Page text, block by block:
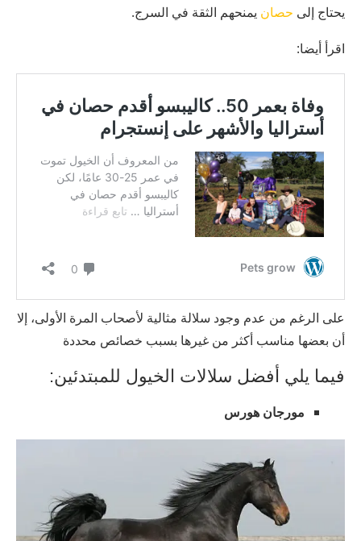
يحتاج إلى حصان يمنحهم الثقة في السرج.
اقرأ أيضا:
على الرغم من عدم وجود سلالة مثالية لأصحاب المرة الأولى، إلا
أن بعضها مناسب أكثر من غيرها بسبب خصائص محددة
فيما يلي أفضل سلالات الخيول للمبتدئين:
مورجان هورس